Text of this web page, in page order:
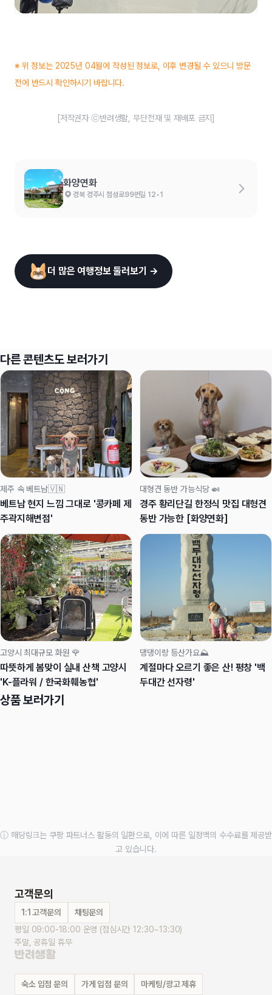
※ 위 정보는 2025년 04월에 작성된 정보로, 이후 변경될 수 있으니 방문
전에 반드시 확인하시기 바랍니다.
[저작권자 ⓒ반려생활, 무단전재 및 재배포 금지]
화양연화
경북 경주시 첨성로99번길 12-1
더 많은 여행정보 둘러보기 →
다른 콘텐츠도 보러가기
제주 속 베트남🇻🇳
베트남 현지 느낌 그대로 '콩카페 제
주곽지해변점'
대형견 동반 가능식당 🍛
경주 황리단길 한정식 맛집 대형견
동반 가능한 [화양연화]
고양시 최대규모 화원 🌹
따뜻하게 봄맞이 실내 산책 고양시
'K-플라워 / 한국화훼농협'
댕댕이랑 등산가요⛰️
계절마다 오르기 좋은 산! 평창 '백
두대간 선자령'
상품 보러가기
ⓘ 해당링크는 쿠팡 파트너스 활동의 일환으로, 이에 따른 일정액의 수수료를 제공받
고 있습니다.
고객문의
1:1 고객문의
채팅문의
평일 09:00-18:00 운영 (점심시간 12:30~13:30)
주말, 공휴일 휴무
숙소 입점 문의 가게 입점 문의 마케팅/광고 제휴